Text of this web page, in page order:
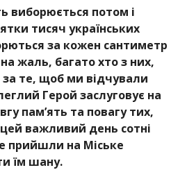
виборюється потом і
тисяч українських
за кожен сантиметр
жаль, багато хто з них,
те, щоб ми відчували
Герой заслуговує на
пам’ять та повагу тих,
важливий день сотні
прийшли на Міське
їм шану.